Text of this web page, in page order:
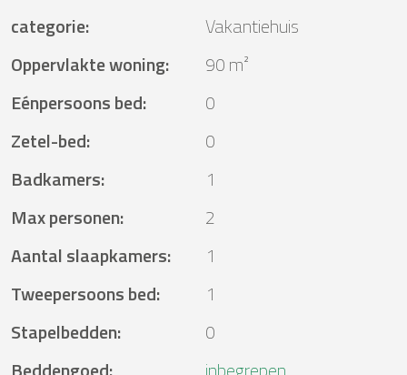
categorie:
Vakantiehuis
Oppervlakte woning:
90 m²
Eénpersoons bed:
0
Zetel-bed:
0
Badkamers:
1
Max personen:
2
Aantal slaapkamers:
1
Tweepersoons bed:
1
Stapelbedden:
0